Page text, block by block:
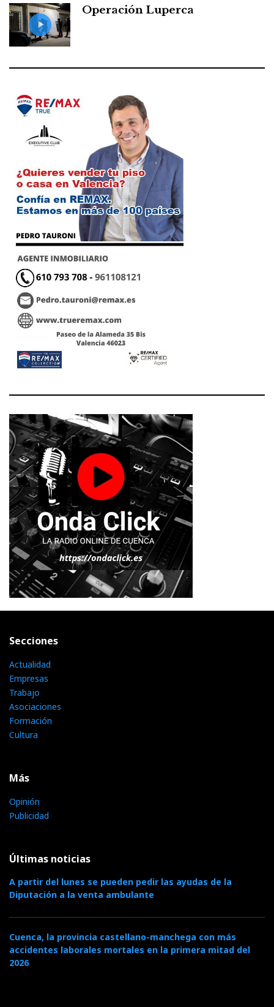
Operación Luperca
Secciones
Actualidad
Empresas
Trabajo
Asociaciones
Formación
Cultura
Más
Opinión
Publicidad
Últimas noticias
A partir del lunes se pueden pedir las ayudas de la
Diputación a la venta ambulante
Cuenca, la provincia castellano-manchega con más
accidentes laborales mortales en la primera mitad del
2026